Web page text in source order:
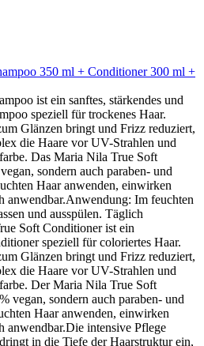
350 ml + Conditioner 300 ml +
ist ein sanftes, stärkendes und
speziell für trockenes Haar.
Glänzen bringt und Frizz reduziert,
die Haare vor UV-Strahlen und
Das Maria Nila True Soft
sondern auch paraben- und
Haar anwenden, einwirken
anwendbar.Anwendung: Im feuchten
und ausspülen. Täglich
Soft Conditioner ist ein
speziell für coloriertes Haar.
Glänzen bringt und Frizz reduziert,
die Haare vor UV-Strahlen und
Der Maria Nila True Soft
vegan, sondern auch paraben- und
Haar anwenden, einwirken
anwendbar.Die intensive Pflege
in die Tiefe der Haarstruktur ein,